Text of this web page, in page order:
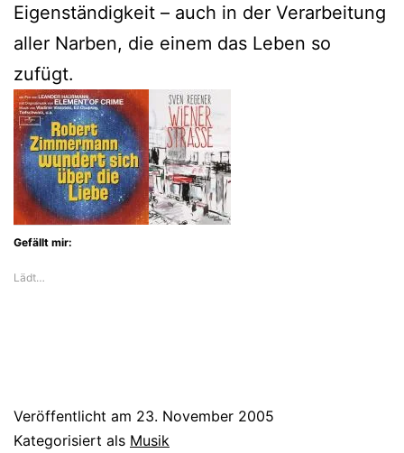
Eigenständigkeit – auch in der Verarbeitung
aller Narben, die einem das Leben so
zufügt.
Gefällt mir:
Lädt…
Veröffentlicht am 23. November 2005
Kategorisiert als Musik